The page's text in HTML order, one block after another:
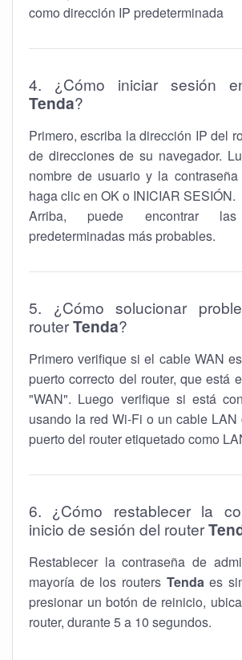
como dirección IP predeterminada
4. ¿Cómo iniciar sesión
Tenda?
Primero, escriba la dirección IP del
de direcciones de su navegador.
nombre de usuario y la
haga clic en OK o INICIAR SESIÓN.
Arriba, puede encontrar las
predeterminadas más probables.
5. ¿Cómo solucionar
routerTenda?
Primero verifique si el cable WAN
puerto correcto del router, que está
"WAN". Luego verifique si está
usando la red Wi-Fi o un cable LAN
puerto del router etiquetado como
6. ¿Cómo restablecer la
inicio de sesión del router
Restablecer la contraseña de
mayoría de los routers Tendaes
presionar un botón de reinicio,
router, durante 5 a 10 segundos.